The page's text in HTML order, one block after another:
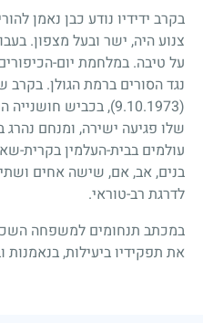
בקרב ידידיו נודע כבן נאמן
צנוע היה, ישר ובעל מצפון.
על טיבה. במלחמת יום-
נגד הסורים ברמת הגולן.
(9.10.1973)
, בכביש חושנייה
שלו פגיעה ישירה, ומנחם
עולמים בבית-העלמין בקרית-
בנים, אב, אם, שישה אחים
לדרגת רב-טוראי.
במכתב תנחומים למשפחה
את תפקידיו ביעילות, בנאמנות